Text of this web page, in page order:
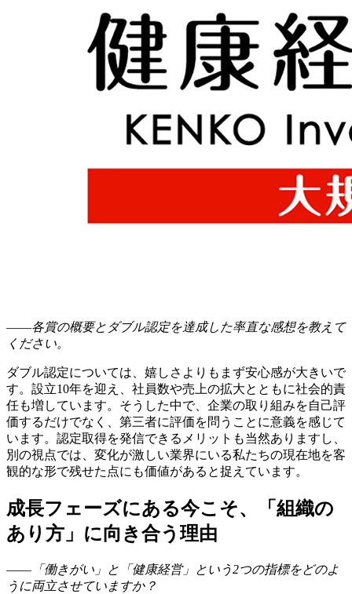
――各賞の概要とダブル認定を達成した率直な感想を教えて
ください。
ダブル認定については、嬉しさよりもまず安心感が大きいで
す。設立10年を迎え、社員数や売上の拡大とともに社会的責
任も増しています。そうした中で、企業の取り組みを自己評
価するだけでなく、第三者に評価を問うことに意義を感じて
います。認定取得を発信できるメリットも当然ありますし、
別の視点では、変化が激しい業界にいる私たちの現在地を客
観的な形で残せた点にも価値があると捉えています。
成長フェーズにある今こそ、「組織の
あり方」に向き合う理由
――「働きがい」と「健康経営」という2つの指標をどのよ
うに両立させていますか？